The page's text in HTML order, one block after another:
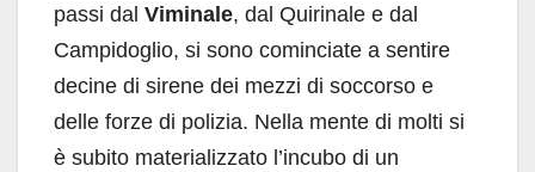
passi dal Viminale, dal Quirinale e dal
Campidoglio, si sono cominciate a sentire
decine di sirene dei mezzi di soccorso e
delle forze di polizia. Nella mente di molti si
è subito materializzato l’incubo di un